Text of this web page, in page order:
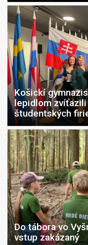
Košickí
lepidlom zvíťazili
študentských
Do tábora vo
vstup zakázaný